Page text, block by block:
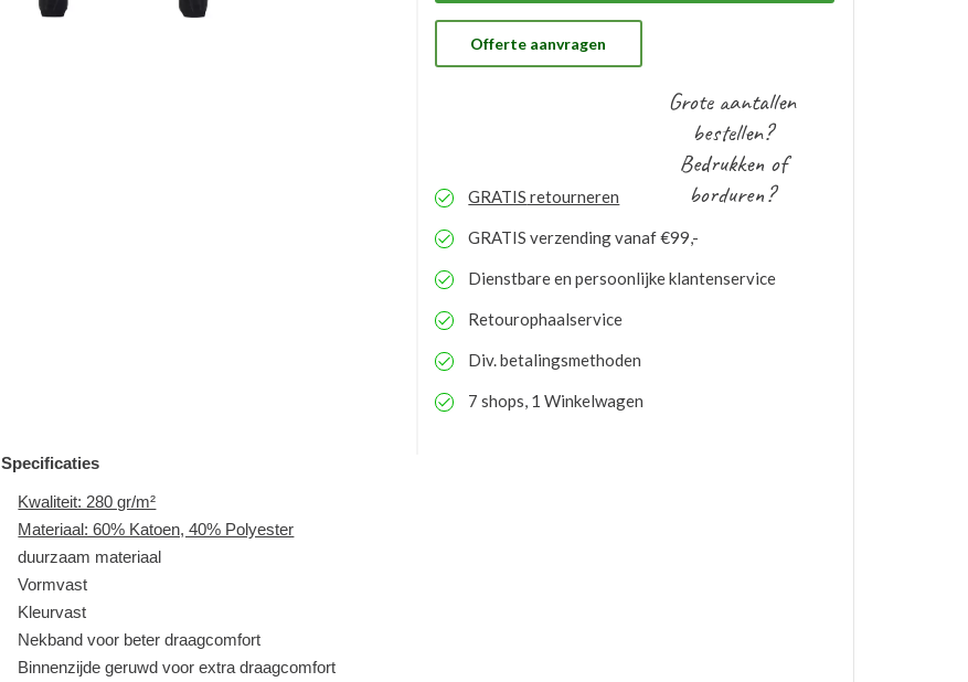
eventuele nabestellingen is uw voorraad bekend en
kunt u de logo’s toepassen op elk gewenste artikel.
Offerte aanvragen
Grote aantallen
bestellen?
Bedrukken of
borduren?
GRATIS retourneren
GRATIS verzending vanaf €99,-
Dienstbare en persoonlijke klantenservice
Retourophaalservice
Div. betalingsmethoden
7 shops, 1 Winkelwagen
Specificaties
Kwaliteit: 280 gr/m²
Materiaal: 60% Katoen, 40% Polyester
duurzaam materiaal
Vormvast
Kleurvast
Nekband voor beter draagcomfort
Binnenzijde geruwd voor extra draagcomfort